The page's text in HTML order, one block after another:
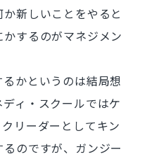
新しいことをやると
するのがマネジメン
かというのは結局想
ィ・スクールではケ
リーダーとしてキン
のですが、ガンジー